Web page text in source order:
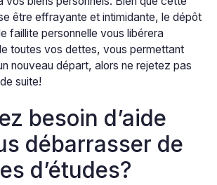
être effrayante et intimidante, le dépôt
faillite personnelle vous libérera
toutes vos dettes, vous permettant
nouveau départ, alors ne rejetez pas
suite!
besoin d’aide
débarrasser de
d’études?